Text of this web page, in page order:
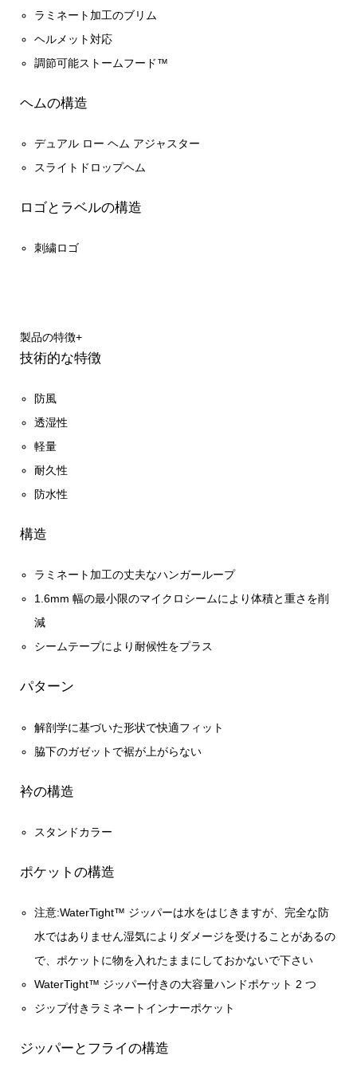
ラミネート加工のブリム
ヘルメット対応
調節可能ストームフード™
ヘムの構造
デュアル ロー ヘム アジャスター
スライトドロップヘム
ロゴとラベルの構造
刺繍ロゴ
製品の特徴+
技術的な特徴
防風
透湿性
軽量
耐久性
防水性
構造
ラミネート加工の丈夫なハンガーループ
1.6mm 幅の最小限のマイクロシームにより体積と重さを削
減
シームテープにより耐候性をプラス
パターン
解剖学に基づいた形状で快適フィット
脇下のガゼットで裾が上がらない
衿の構造
スタンドカラー
ポケットの構造
注意:WaterTight™ ジッパーは水をはじきますが、完全な防
水ではありません湿気によりダメージを受けることがあるの
で、ポケットに物を入れたままにしておかないで下さい
WaterTight™ ジッパー付きの大容量ハンドポケット 2 つ
ジップ付きラミネートインナーポケット
ジッパーとフライの構造